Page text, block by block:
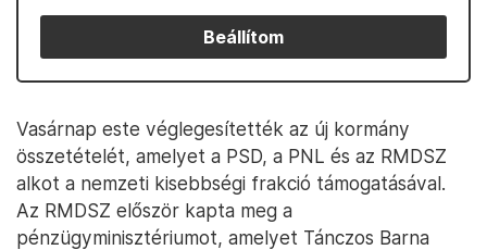
Beállítom
Vasárnap este véglegesítették az új kormány
összetételét, amelyet a PSD, a PNL és az RMDSZ
alkot a nemzeti kisebbségi frakció támogatásával.
Az RMDSZ először kapta meg a
pénzügyminisztériumot, amelyet Tánczos Barna